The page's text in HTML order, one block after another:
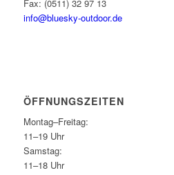
Fax: (0511) 32 97 13
info@bluesky-outdoor.de
ÖFFNUNGS­ZEITEN
Montag–Freitag:
11–19 Uhr
Samstag:
11–18 Uhr